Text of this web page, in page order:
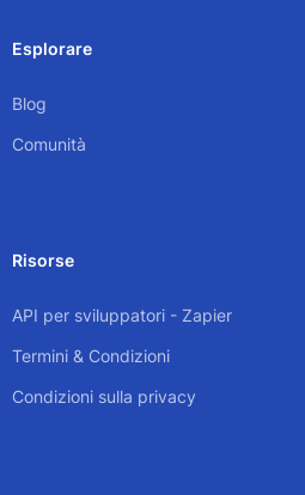
Esplorare
Blog
Comunità
Risorse
API per sviluppatori - Zapier
Termini & Condizioni
Condizioni sulla privacy